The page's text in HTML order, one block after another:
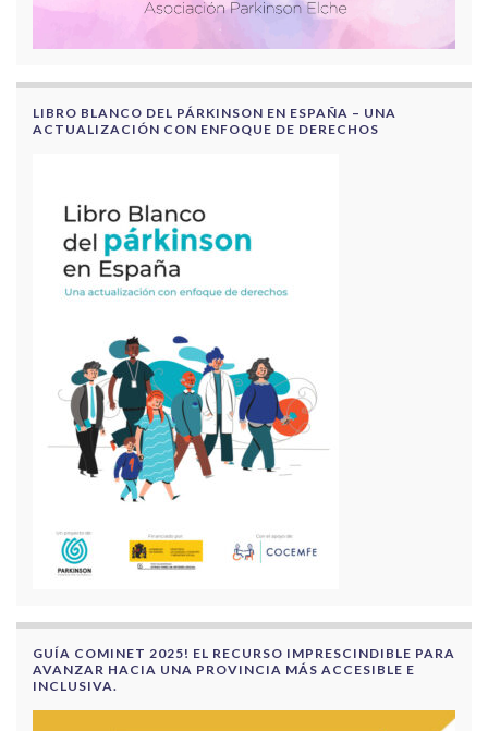
LIBRO BLANCO DEL PÁRKINSON EN ESPAÑA – UNA
ACTUALIZACIÓN CON ENFOQUE DE DERECHOS
GUÍA COMINET 2025! EL RECURSO IMPRESCINDIBLE PARA
AVANZAR HACIA UNA PROVINCIA MÁS ACCESIBLE E
INCLUSIVA.